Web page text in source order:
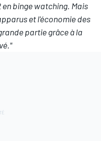
en binge watching. Mais
et l'économie des
partie grâce à la